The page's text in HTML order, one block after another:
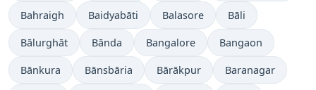
Bahraigh Baidyabāti Balasore Bāli
Bālurghāt Bānda Bangalore Bangaon
Bānkura Bānsbāria Bārākpur Baranagar